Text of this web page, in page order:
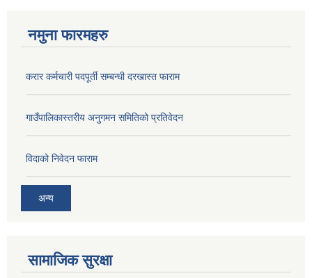
नमुना फारमहरु
करार कर्मचारी पदपूर्ती सम्बन्धी दरखास्त फाराम
गाउँपालिकास्तरीय अनुगमन समितिको प्रतिवेदन
विदाको निवेदन फाराम
अन्य
सामाजिक सुरक्षा